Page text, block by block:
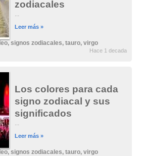
leo,signos zodiacales,tauro,virgo
Hace 1 decada
zodiacales
...
Leer más »
leo,signos zodiacales,tauro,virgo
Los colores para cada
signo zodiacal y sus
significados
...
Leer más »